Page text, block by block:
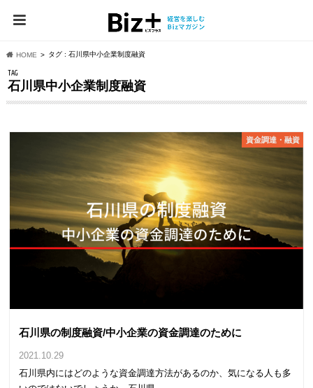
HOME タグ : 石川県中小企業制度融資
TAG
石川県中小企業制度融資
資⾦調達・融資
石川県の制度融資/中小企業の資金調達のために
2021.10.29
石川県内にはどのような資金調達方法があるのか、気になる人も多